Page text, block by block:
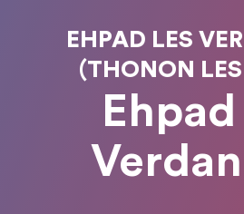
EHPAD LES
(THONON